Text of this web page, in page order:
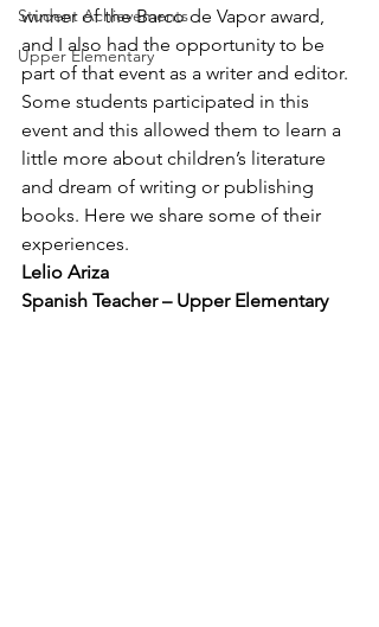
Student Achievements
Upper Elementary
winner of the Barco de Vapor award,
and I also had the opportunity to be
part of that event as a writer and editor.
Some students participated in this
event and this allowed them to learn a
little more about children’s literature
and dream of writing or publishing
books. Here we share some of their
experiences.
Lelio Ariza
Spanish Teacher – Upper Elementary